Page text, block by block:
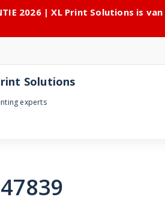
2026 | XL Print Solutions is
experts